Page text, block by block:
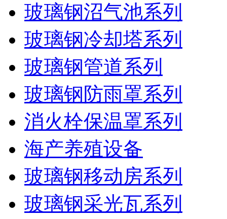
玻璃钢沼气池系列
玻璃钢冷却塔系列
玻璃钢管道系列
玻璃钢防雨罩系列
消火栓保温罩系列
海产养殖设备
玻璃钢移动房系列
玻璃钢采光瓦系列